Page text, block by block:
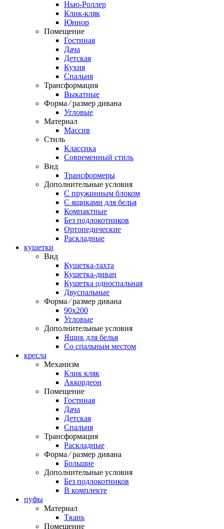
Нью-Роллер
Клик-кляк
Юниор
Помещение
Гостиная
Дача
Детская
Кухня
Спальня
Трансформация
Выкатные
Форма ⁄ размер дивана
Угловые
Материал
Массив
Стиль
Классика
Современный стиль
Вид
Трансформеры
Дополнительные условия
С пружинным блоком
С ящиками для белья
Компактные
Без подлокотников
Ортопедические
Раскладные
кушетки
Вид
Кушетка-тахта
Кушетка-диван
Кушетка односпальная
Двуспальные
Форма ⁄ размер дивана
90х200
Угловые
Дополнительные условия
Ящик для белья
Со спальным местом
кресла
Механизм
Клик кляк
Аккордеон
Помещение
Гостиная
Дача
Детская
Спальня
Трансформация
Раскладные
Форма ⁄ размер дивана
Большие
Дополнительные условия
Без подлокотников
В комплекте
пуфы
Материал
Ткань
Помещение